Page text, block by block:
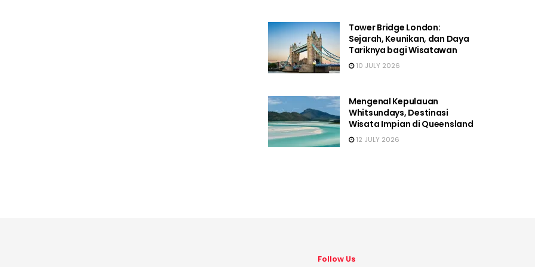
Tower Bridge London:
Sejarah, Keunikan, dan Daya
Tariknya bagi Wisatawan
10 JULY 2026
Mengenal Kepulauan
Whitsundays, Destinasi
Wisata Impian di Queensland
12 JULY 2026
Follow Us